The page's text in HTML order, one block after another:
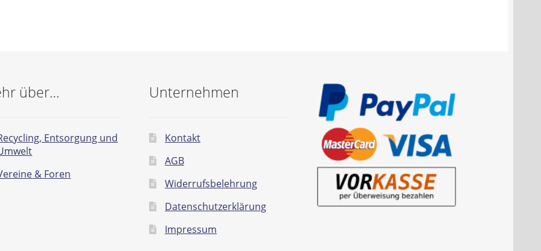
über…
Entsorgung und
& Foren
Unternehmen
Kontakt
AGB
Widerrufsbelehrung
Datenschutzerklärung
Impressum